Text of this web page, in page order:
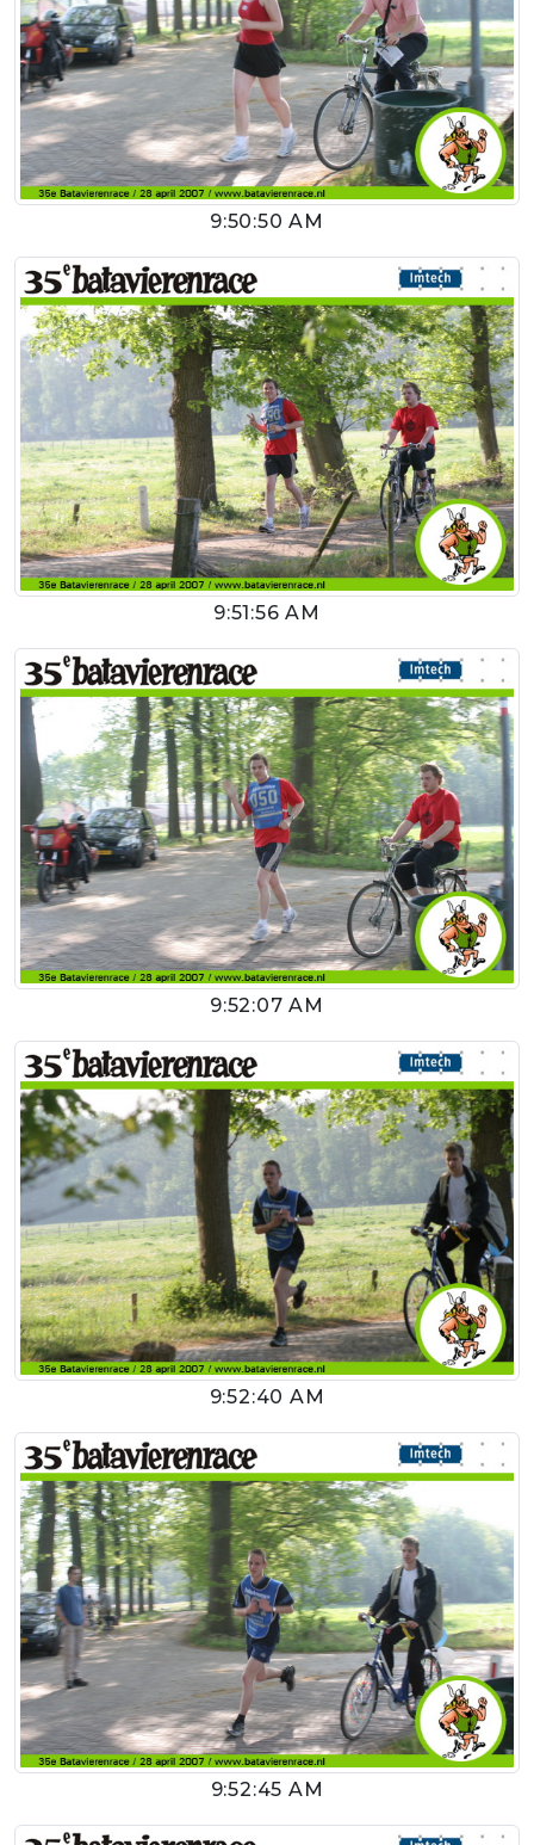
9:50:50 AM
9:51:56 AM
9:52:07 AM
9:52:40 AM
9:52:45 AM